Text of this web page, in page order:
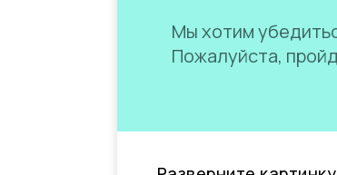
Мы хотим
Пожалуйста,